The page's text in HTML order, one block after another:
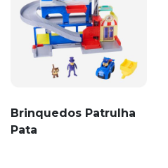
Brinquedos Patrulha
Pata